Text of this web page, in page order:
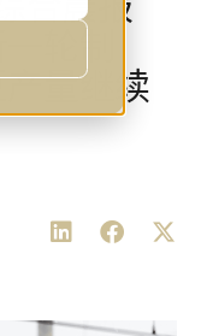
轮制
产量继续